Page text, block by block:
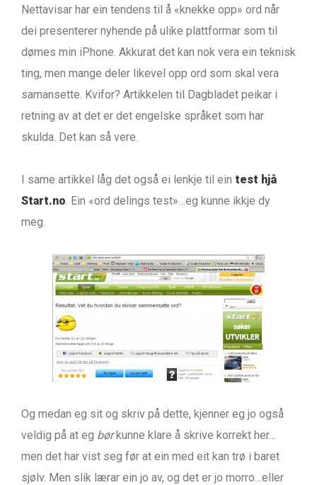
Nettavisar har ein tendens til å «knekke opp» ord når
dei presenterer nyhende på ulike plattformar som til
dømes min iPhone. Akkurat det kan nok vera ein teknisk
ting, men mange deler likevel opp ord som skal vera
samansette. Kvifor? Artikkelen til Dagbladet peikar i
retning av at det er det engelske språket som har
skulda. Det kan så vere.
I same artikkel låg det også ei lenkje til ein test hjå
Start.no. Ein «ord delings test»…eg kunne ikkje dy
meg.
Og medan eg sit og skriv på dette, kjenner eg jo også
veldig på at eg børkunne klare å skrive korrekt her…
men det har vist seg før at ein med eit kan trø i baret
sjølv. Men slik lærar ein jo av, og det er jo morro…eller